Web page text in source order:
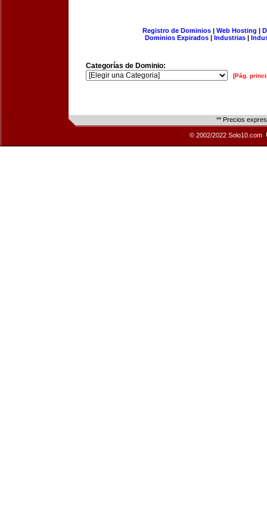
Registro de Dominios| Web Hosting |
Dominios Expirados | Industrias |
Categorías de Dominio:
[Pág.
** Precios
© 2002/2022 Solo10.com